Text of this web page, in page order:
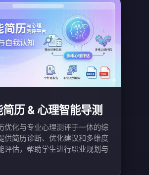
历 & 心理智能导测
优化与专业心理测评于一体的综
供简历诊断、优化建议和多维度
评估，帮助学生进行职业规划与